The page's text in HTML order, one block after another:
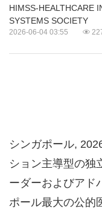
HIMSS-HEALTHCARE
SYSTEMS SOCIETY
2026-06-04 03:55
シンガポール,
ション主導型の独
ーダーおよびアド
ポール最大の公的